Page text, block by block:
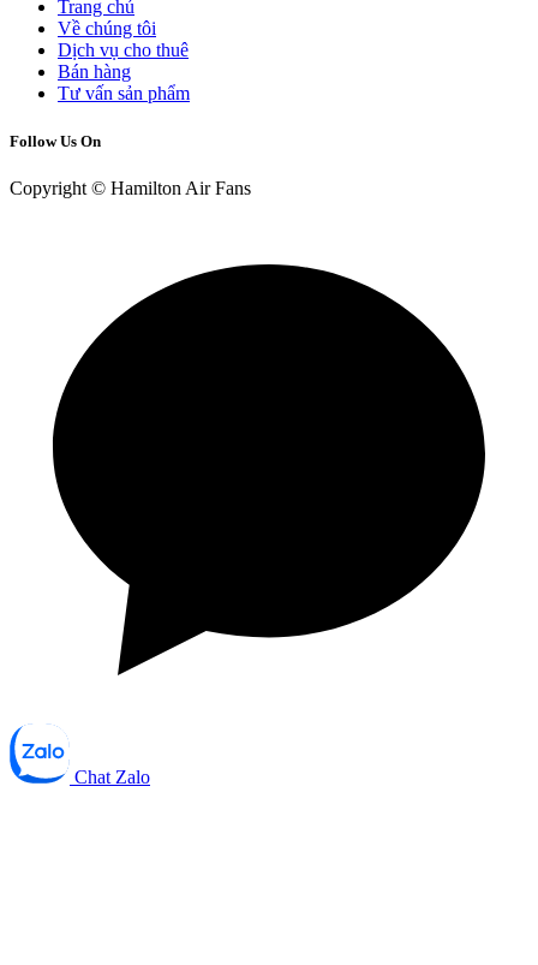
Trang chủ
Về chúng tôi
Dịch vụ cho thuê
Bán hàng
Tư vấn sản phẩm
Follow Us On
Copyright © Hamilton Air Fans
Chat Zalo